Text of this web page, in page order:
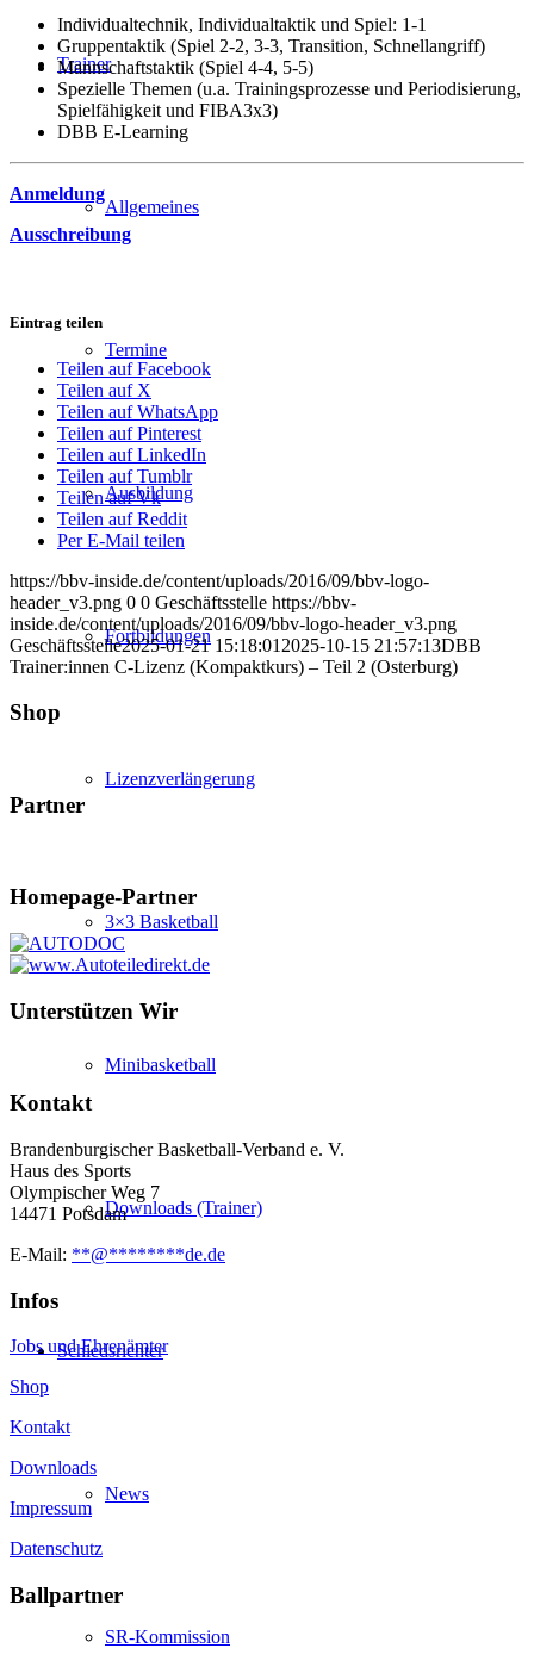
Trainer
Allgemeines
Termine
Ausbildung
Fortbildungen
Lizenzverlängerung
3×3 Basketball
Minibasketball
Downloads (Trainer)
Schiedsrichter
News
SR-Kommission
Individualtechnik, Individualtaktik und Spiel: 1-1
Gruppentaktik (Spiel 2-2, 3-3, Transition, Schnellangriff)
Mannschaftstaktik (Spiel 4-4, 5-5)
Spezielle Themen (u.a. Trainingsprozesse und Periodisierung,
Spielfähigkeit und FIBA3x3)
DBB E-Learning
Anmeldung
Ausschreibung
Eintrag teilen
Teilen auf Facebook
Teilen auf X
Teilen auf WhatsApp
Teilen auf Pinterest
Teilen auf LinkedIn
Teilen auf Tumblr
Teilen auf Vk
Teilen auf Reddit
Per E-Mail teilen
https://bbv-inside.de/content/uploads/2016/09/bbv-logo-
header_v3.png 0 0 Geschäftsstelle https://bbv-
inside.de/content/uploads/2016/09/bbv-logo-header_v3.png
Geschäftsstelle2025-01-21 15:18:01 2025-10-15 21:57:13DBB
Trainer:innen C-Lizenz (Kompaktkurs) – Teil 2 (Osterburg)
Shop
Partner
Homepage-Partner
Unterstützen Wir
Kontakt
Brandenburgischer Basketball-Verband e. V.
Haus des Sports
Olympischer Weg 7
14471 Potsdam
E-Mail: **@********de.de
Infos
Jobs und Ehrenämter
Shop
Kontakt
Downloads
Impressum
Datenschutz
Ballpartner